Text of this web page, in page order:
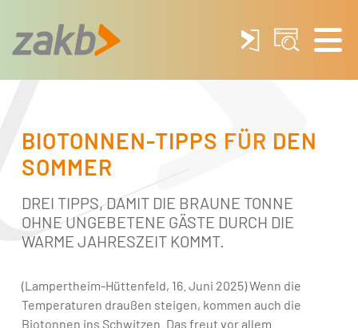
BIOTONNEN-TIPPS FÜR DEN
SOMMER
DREI TIPPS, DAMIT DIE BRAUNE TONNE
OHNE UNGEBETENE GÄSTE DURCH DIE
WARME JAHRESZEIT KOMMT.
(Lampertheim-Hüttenfeld, 16. Juni 2025) Wenn die
Temperaturen draußen steigen, kommen auch die
Biotonnen ins Schwitzen. Das freut vor allem